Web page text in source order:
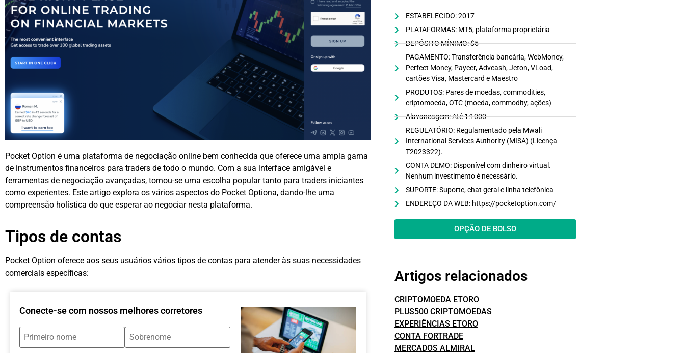
Pocket Option é uma plataforma de negociação online bem conhecida que oferece uma ampla gama
de instrumentos financeiros para traders de todo o mundo. Com a sua interface amigável e
ferramentas de negociação avançadas, tornou-se uma escolha popular tanto para traders iniciantes
como experientes. Este artigo explora os vários aspectos do Pocket Optiona, dando-lhe uma
compreensão holística do que esperar ao negociar nesta plataforma.
Tipos de contas
Pocket Option oferece aos seus usuários vários tipos de contas para atender às suas necessidades
comerciais específicas:
Conecte-se com nossos melhores corretores
ESTABELECIDO: 2017
PLATAFORMAS: MT5, plataforma proprietária
DEPÓSITO MÍNIMO: $5
PAGAMENTO: Transferência bancária, WebMoney,
Perfect Money, Payeer, Advcash, Jeton, VLoad,
cartões Visa, Mastercard e Maestro
PRODUTOS: Pares de moedas, commodities,
criptomoeda, OTC (moeda, commodity, ações)
Alavancagem: Até 1:1000
REGULATÓRIO: Regulamentado pela Mwali
International Services Authority (MISA) (Licença
T2023322).
CONTA DEMO: Disponível com dinheiro virtual.
Nenhum investimento é necessário.
SUPORTE: Suporte, chat geral e linha telefônica
ENDEREÇO DA WEB: https://pocketoption.com/
OPÇÃO DE BOLSO
Artigos relacionados
CRIPTOMOEDA ETORO
PLUS500 CRIPTOMOEDAS
EXPERIÊNCIAS ETORO
CONTA FORTRADE
MERCADOS ALMIRAL